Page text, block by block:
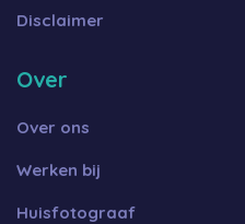
Disclaimer
Over
Over ons
Werken bij
Huisfotograaf